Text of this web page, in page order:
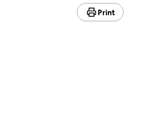
Print